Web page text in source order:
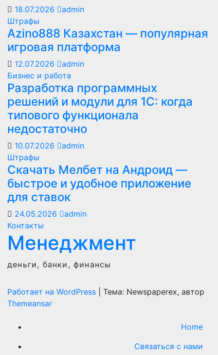
18.07.2026
admin
Штрафы
Azino888 Казахстан — популярная
игровая платформа
12.07.2026
admin
Бизнес и работа
Разработка программных
решений и модули для 1С: когда
типового функционала
недостаточно
10.07.2026
admin
Штрафы
Скачать Мелбет на Андроид —
быстрое и удобное приложение
для ставок
24.05.2026
admin
Контакты
Менеджмент
деньги, банки, финансы
Работает на WordPress
Тема: Newspaperex, автор
Themeansar
Home
Связаться с нами